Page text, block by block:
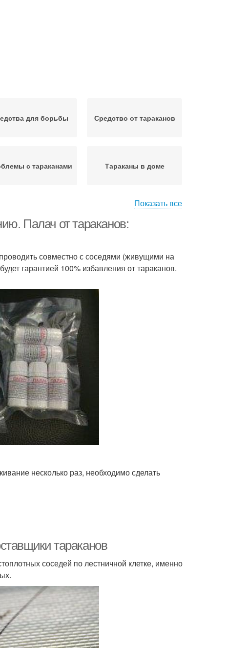
для борьбы Средство от тараканов
с тараканами Тараканы в доме
кислотой
от тараканов Борьба с тараканами
Избавления от
тараканов
от квартиры
средства
средства
Показать все
Палач от тараканов:
совместно с соседями (живущими на
гарантией 100% избавления от тараканов.
несколько раз, необходимо сделать
тараканов
соседей по лестничной клетке, именно